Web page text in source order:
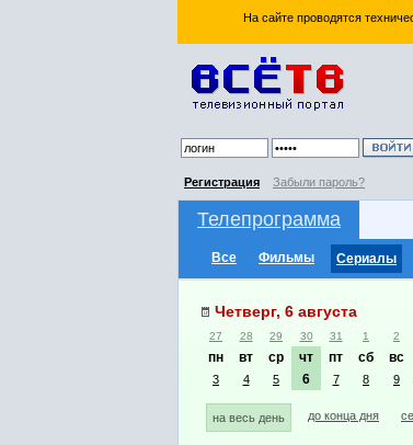
На сайте проводятся
Регистрация Забыли пароль?
Телепрограмма
Все Фильмы Сериалы
Четверг, 6 августа
27 28 29 30 31 1 2
пн вт ср чт пт сб вс
3 4 5 6 7 8 9
на весь день до конца дня